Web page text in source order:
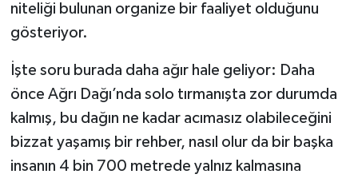
niteliği bulunan organize bir faaliyet olduğunu
gösteriyor.
İşte soru burada daha ağır hale geliyor: Daha
önce Ağrı Dağı’nda solo tırmanışta zor durumda
kalmış, bu dağın ne kadar acımasız olabileceğini
bizzat yaşamış bir rehber, nasıl olur da bir başka
insanın 4 bin 700 metrede yalnız kalmasına